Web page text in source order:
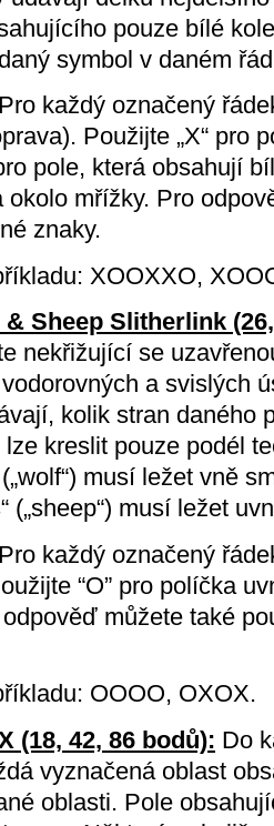
pouze bílé
symbol v daném
Pro každý označený
Použijte „X“ pro
pole, která obsahují
okolo mřížky. Pro
znaky.
XOOXXO,
Sheep Slitherlink
nekřižující se
a svislých
kolik stran daného
kreslit pouze podél
musí ležet vně
(„sheep“) musí ležet
Pro každý označený
“O” pro políčka
můžete také
OOOO, OXOX.
(18, 42, 86 bodů): Do
vyznačená oblast
oblasti. Pole